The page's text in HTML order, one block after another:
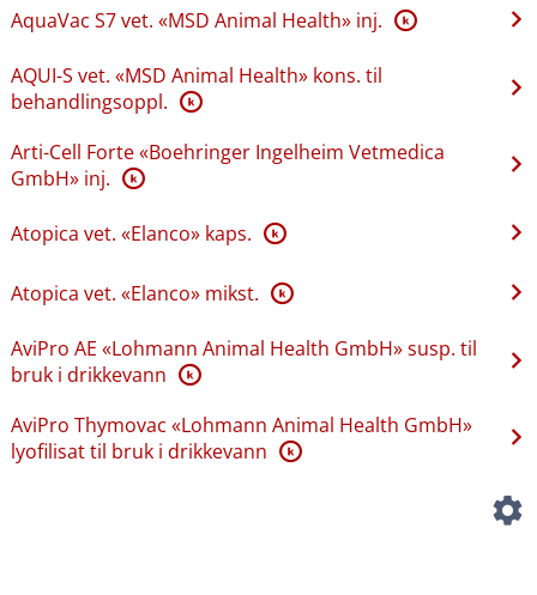
AquaVac S7 vet. «MSD Animal Health» inj. K
AQUI-S vet. «MSD Animal Health» kons. til
behandlingsoppl. K
Arti-Cell Forte «Boehringer Ingelheim Vetmedica
GmbH» inj. K
Atopica vet. «Elanco» kaps. K
Atopica vet. «Elanco» mikst. K
AviPro AE «Lohmann Animal Health GmbH» susp. til
bruk i drikkevann K
AviPro Thymovac «Lohmann Animal Health GmbH»
lyofilisat til bruk i drikkevann K